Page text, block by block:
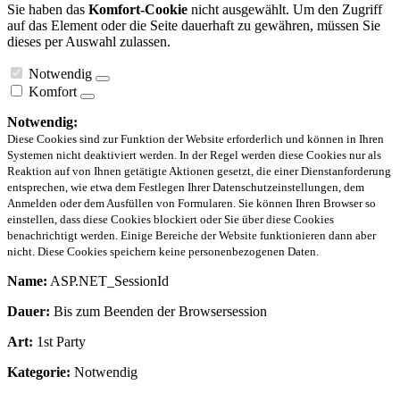
Sie haben das Komfort-Cookie nicht ausgewählt. Um den Zugriff
auf das Element oder die Seite dauerhaft zu gewähren, müssen Sie
dieses per Auswahl zulassen.
Notwendig
Komfort
Notwendig:
Diese Cookies sind zur Funktion der Website erforderlich und können in Ihren
Systemen nicht deaktiviert werden. In der Regel werden diese Cookies nur als
Reaktion auf von Ihnen getätigte Aktionen gesetzt, die einer Dienstanforderung
entsprechen, wie etwa dem Festlegen Ihrer Datenschutzeinstellungen, dem
Anmelden oder dem Ausfüllen von Formularen. Sie können Ihren Browser so
einstellen, dass diese Cookies blockiert oder Sie über diese Cookies
benachrichtigt werden. Einige Bereiche der Website funktionieren dann aber
nicht. Diese Cookies speichern keine personenbezogenen Daten.
Name: ASP.NET_SessionId
Dauer: Bis zum Beenden der Browsersession
Art: 1st Party
Kategorie: Notwendig